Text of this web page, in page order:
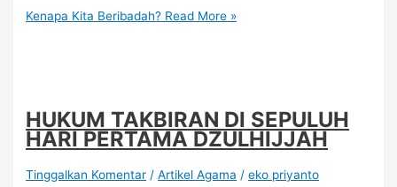
Kenapa Kita Beribadah? Read More »
HUKUM TAKBIRAN DI SEPULUH
HARI PERTAMA DZULHIJJAH
Tinggalkan Komentar /Artikel Agama /eko priyanto